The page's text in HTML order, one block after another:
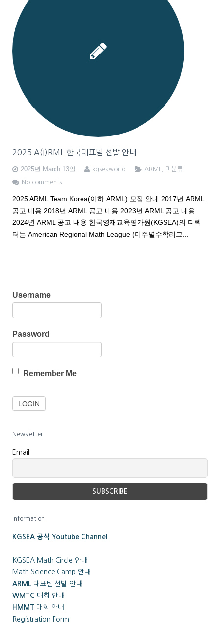
2025 A(I)RML 한국대표팀 선발 안내
2025년 March 13일 kgseaworld ARML
미분류
No comments
2025 ARML Team Korea(이하 ARML) 모집 안내 2017년 ARML
공고 내용 2018년 ARML 공고 내용 2023년 ARML 공고 내용
2024년 ARML 공고 내용 한국영재교육평가원(KGSEA)의 디렉
터는 American Regional Math League (미주별수학리그...
Username
Password
Remember Me
Newsletter
Email
Information
KGSEA 공식 Youtube Channel
KGSEA Math Circle 안내
Math Science Camp 안내
ARML 대표팀 선발 안내
WMTC 대회 안내
HMMT 대회 안내
Registration Form